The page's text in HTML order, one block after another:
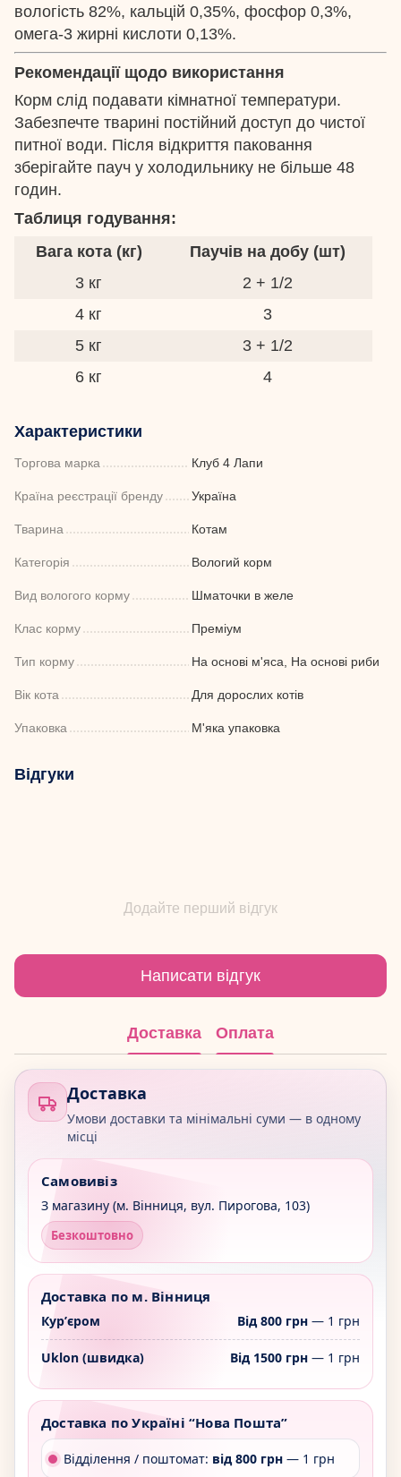
вологість 82%, кальцій 0,35%, фосфор 0,3%,
омега-3 жирні кислоти 0,13%.
Рекомендації щодо використання
Корм слід подавати кімнатної температури.
Забезпечте тварині постійний доступ до чистої
питної води. Після відкриття паковання
зберігайте пауч у холодильнику не більше 48
годин.
Таблиця годування:
Вага кота (кг)
Паучів на добу (шт)
3 кг
2 + 1/2
4 кг
3
5 кг
3 + 1/2
6 кг
4
Характеристики
Торгова марка Клуб 4 Лапи
Країна реєстрації бренду Україна
Тварина Котам
Категорія Вологий корм
Вид вологого корму Шматочки в желе
Клас корму Преміум
Тип корму На основі м'яса, На основі риби
Вік кота Для дорослих котів
Упаковка М'яка упаковка
Відгуки
Додайте перший відгук
Написати відгук
Доставка Оплата
Доставка
Умови доставки та мінімальні суми — в одному
місці
Самовивіз
З магазину (м. Вінниця, вул. Пирогова, 103)
Безкоштовно
Доставка по м. Вінниця
Курʼєром Від 800 грн— 1 грн
Uklon (швидка) Від 1500 грн— 1 грн
Доставка по Україні “Нова Пошта”
Відділення / поштомат: від 800 грн — 1 грн